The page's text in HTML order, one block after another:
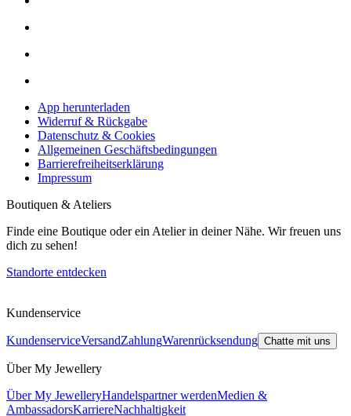
App herunterladen
Widerruf & Rückgabe
Datenschutz & Cookies
Allgemeinen Geschäftsbedingungen
Barrierefreiheitserklärung
Impressum
Boutiquen & Ateliers
Finde eine Boutique oder ein Atelier in deiner Nähe. Wir freuen uns
dich zu sehen!
Standorte entdecken
Kundenservice
KundenserviceVersandZahlungWarenrücksendung Chatte mit uns
Über My Jewellery
Über My JewelleryHandelspartner werdenMedien &
AmbassadorsKarriereNachhaltigkeit